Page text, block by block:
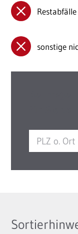
Restabfälle
sonstige